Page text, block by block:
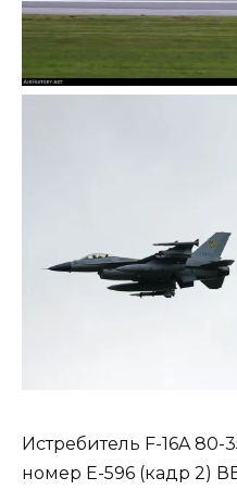
Истребитель F-16A 80-
номер Е-596 (кадр 2)